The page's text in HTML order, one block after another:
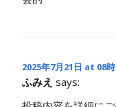
2025年7月21日 at 08
ふみえ says: